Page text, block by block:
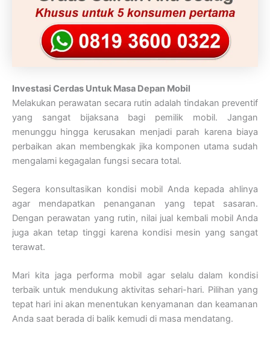
Investasi Cerdas Untuk Masa Depan Mobil
Melakukan perawatan secara rutin adalah tindakan preventif
yang sangat bijaksana bagi pemilik mobil. Jangan
menunggu hingga kerusakan menjadi parah karena biaya
perbaikan akan membengkak jika komponen utama sudah
mengalami kegagalan fungsi secara total.
Segera konsultasikan kondisi mobil Anda kepada ahlinya
agar mendapatkan penanganan yang tepat sasaran.
Dengan perawatan yang rutin, nilai jual kembali mobil Anda
juga akan tetap tinggi karena kondisi mesin yang sangat
terawat.
Mari kita jaga performa mobil agar selalu dalam kondisi
terbaik untuk mendukung aktivitas sehari-hari. Pilihan yang
tepat hari ini akan menentukan kenyamanan dan keamanan
Anda saat berada di balik kemudi di masa mendatang.